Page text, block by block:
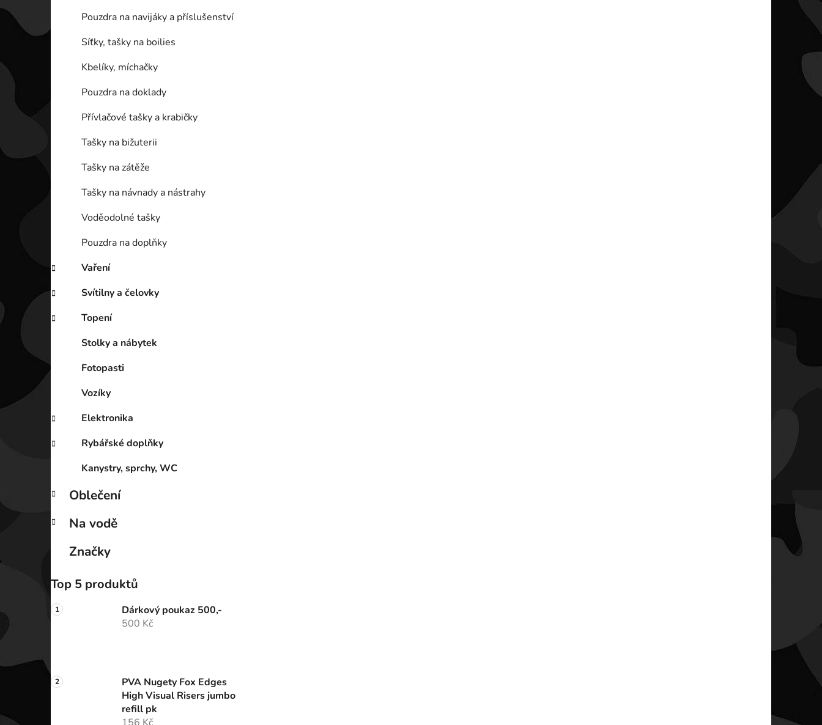
Pouzdra na navijáky a příslušenství
Síťky, tašky na boilies
Kbelíky, míchačky
Pouzdra na doklady
Přívlačové tašky a krabičky
Tašky na bižuterii
Tašky na zátěže
Tašky na návnady a nástrahy
Voděodolné tašky
Pouzdra na doplňky
Vaření
Svítilny a čelovky
Topení
Stolky a nábytek
Fotopasti
Vozíky
Elektronika
Rybářské doplňky
Kanystry, sprchy, WC
Oblečení
Na vodě
Značky
Top 5 produktů
Dárkový poukaz 500,-
500 Kč
PVA Nugety Fox Edges
High Visual Risers jumbo
refill pk